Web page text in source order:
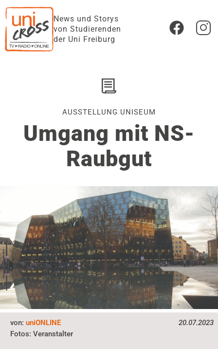
News und Storys
von Studierenden
der Uni Freiburg
AUSSTELLUNG UNISEUM
Umgang mit NS-
Raubgut
20.07.2023
von:uniONLINE
Fotos:Veranstalter